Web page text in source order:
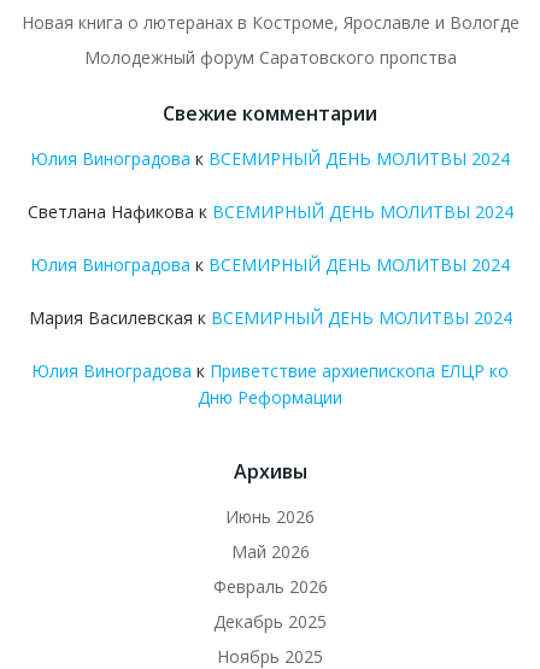
Новая книга о лютеранах в Костроме, Ярославле и Вологде
Молодежный форум Саратовского пропства
Свежие комментарии
Юлия Виноградова к ВСЕМИРНЫЙ ДЕНЬ МОЛИТВЫ 2024
Светлана Нафикова к ВСЕМИРНЫЙ ДЕНЬ МОЛИТВЫ 2024
Юлия Виноградова к ВСЕМИРНЫЙ ДЕНЬ МОЛИТВЫ 2024
Мария Василевская к ВСЕМИРНЫЙ ДЕНЬ МОЛИТВЫ 2024
Юлия Виноградова к Приветствие архиепископа ЕЛЦР ко
Дню Реформации
Архивы
Июнь 2026
Май 2026
Февраль 2026
Декабрь 2025
Ноябрь 2025